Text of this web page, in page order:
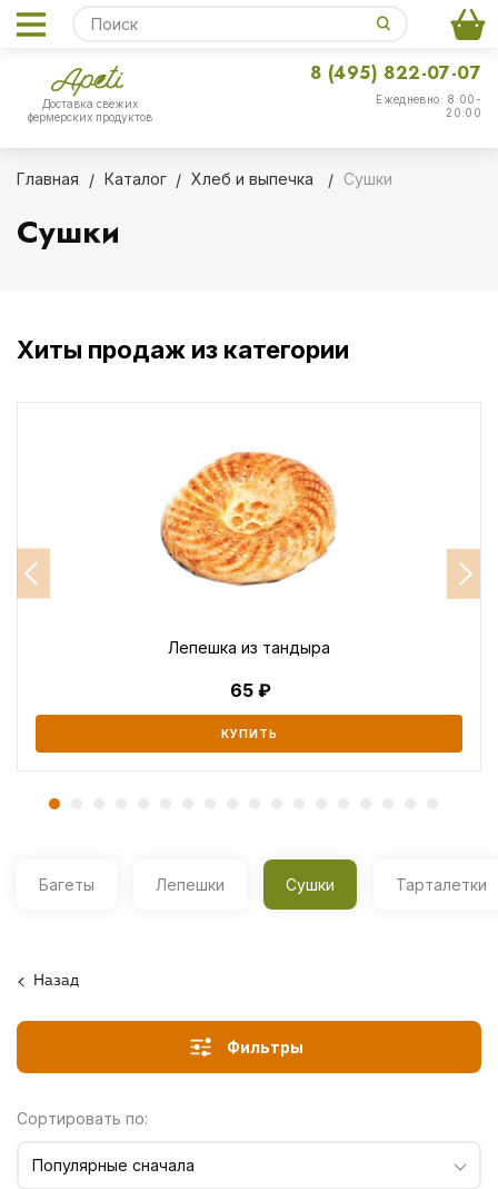
Доставка свежих
фермерских продуктов
Ежедневно: 8:00-
20:00
8 (495) 822-07-07
Главная Каталог Хлеб и выпечка Сушки
Сушки
Хиты продаж из категории
Лепешка из тандыра
65
КУПИТЬ
Багеты Лепешки Сушки Тарталетки
Назад
Фильтры
Сортировать по:
Популярные сначала